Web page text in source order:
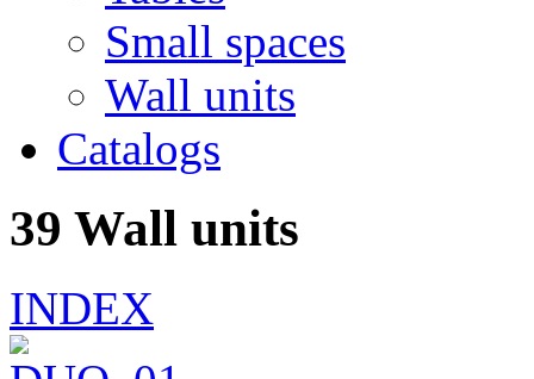
Small spaces
Wall units
Catalogs
39 Wall units
INDEX